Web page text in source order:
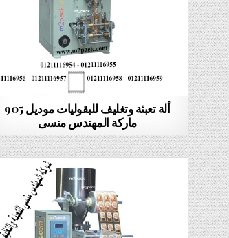
ألة تعبئة وتغليف للبقوليات موديل 905
ماركة المهندس منسى